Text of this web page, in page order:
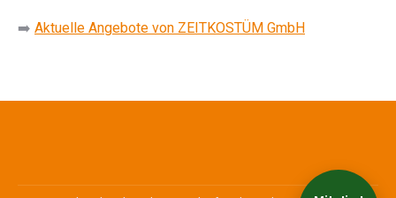
➡️ Aktuelle Angebote von ZEITKOSTÜM GmbH